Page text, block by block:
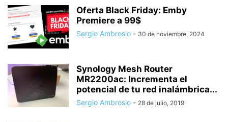
Oferta Black Friday: Emby
Premiere a 99$
Sergio Ambrosio - 30 de noviembre, 2024
Synology Mesh Router
MR2200ac: Incrementa el
potencial de tu red inalámbrica...
Sergio Ambrosio - 28 de julio, 2019